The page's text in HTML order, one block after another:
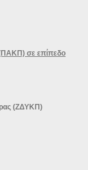
σε επίπεδο
(ΖΔΥΚΠ)